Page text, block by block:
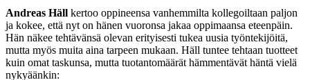
Andreas Häll kertoo oppineensa vanhemmilta kollegoiltaan paljon
ja kokee, että nyt on hänen vuoronsa jakaa oppimaansa eteenpäin.
Hän näkee tehtävänsä olevan erityisesti tukea uusia työntekijöitä,
mutta myös muita aina tarpeen mukaan. Häll tuntee tehtaan tuotteet
kuin omat taskunsa, mutta tuotantomäärät hämmentävät häntä vielä
nykyäänkin: